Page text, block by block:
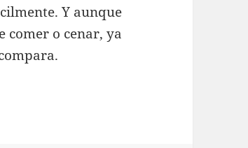
Y aunque
comer o cenar, ya